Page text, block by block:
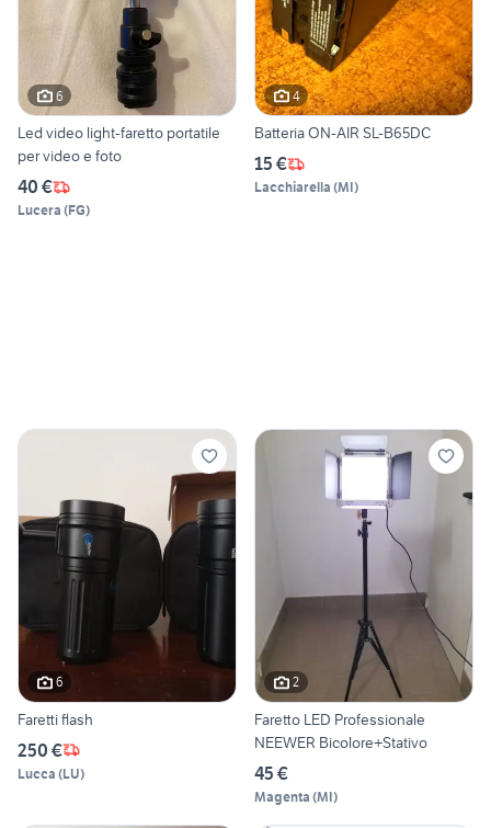
6
Led video light-faretto portatile
per video e foto
40 €
Lucera (FG)
4
Batteria ON-AIR SL-B65DC
15 €
Lacchiarella (MI)
6
Faretti flash
250 €
Lucca (LU)
2
Faretto LED Professionale
NEEWER Bicolore+Stativo
45 €
Magenta (MI)